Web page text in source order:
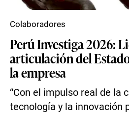
Perú Investiga 2026:
articulación del
la empresa
“Con el impulso real de la
tecnología y la innovación
Colaboradores